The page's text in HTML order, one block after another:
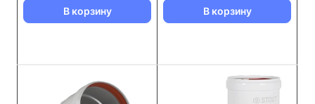
В корзину В корзину